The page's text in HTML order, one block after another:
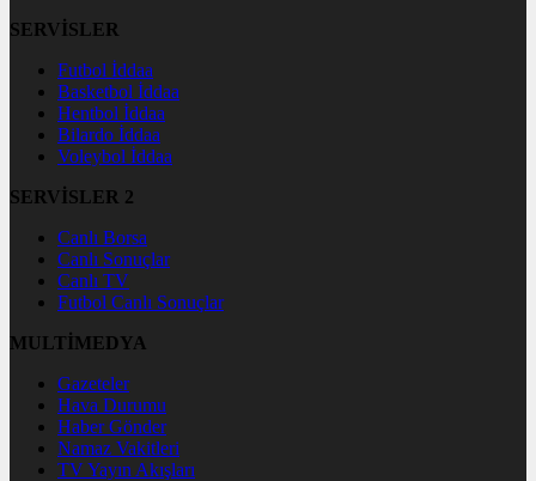
SERVİSLER
Futbol İddaa
Basketbol İddaa
Hentbol İddaa
Bilardo İddaa
Voleybol İddaa
SERVİSLER 2
Canlı Borsa
Canlı Sonuçlar
Canlı TV
Futbol Canlı Sonuçlar
MULTİMEDYA
Gazeteler
Hava Durumu
Haber Gönder
Namaz Vakitleri
TV Yayın Akışları